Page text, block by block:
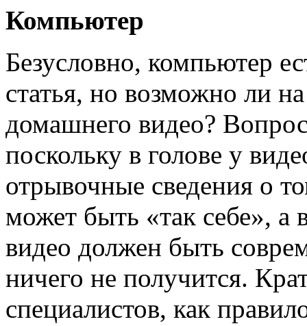
Компьютер
Безусловно, компьютер
статья, но возможно ли
домашнего видео?
поскольку в голове у
отрывочные сведения о
может быть «так себе», а
видео должен быть
ничего не получится.
специалистов, как